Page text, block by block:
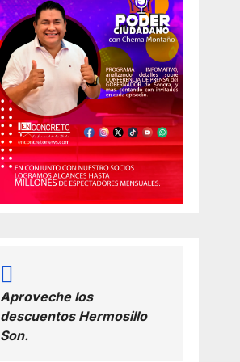
Aproveche los
descuentos Hermosillo
Son.